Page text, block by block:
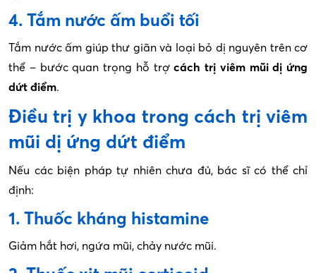
4. Tắm nước ấm buổi tối
Tắm nước ấm giúp thư giãn và loại bỏ dị nguyên trên cơ
thể – bước quan trọng hỗ trợcách trị viêm mũi dị ứng
dứt điểm.
Điều trị y khoa trong cách trị viêm
mũi dị ứng dứt điểm
Nếu các biện pháp tự nhiên chưa đủ, bác sĩ có thể chỉ
định:
1. Thuốc kháng histamine
Giảm hắt hơi, ngứa mũi, chảy nước mũi.